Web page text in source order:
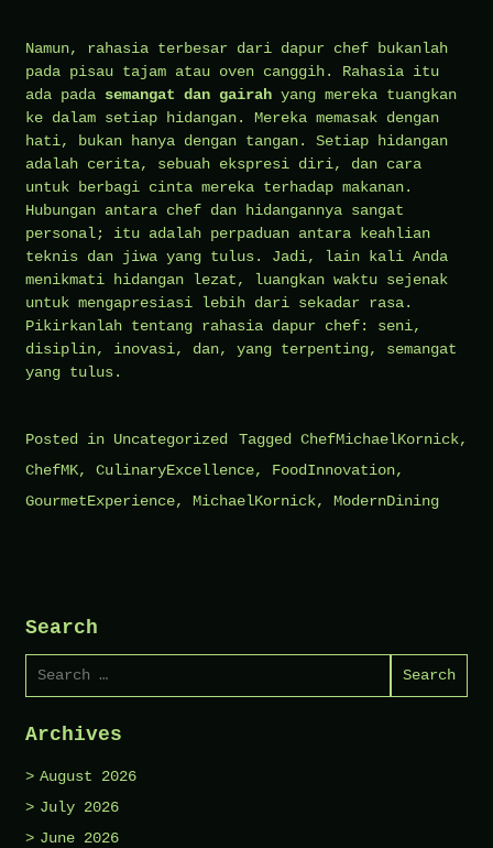
Namun, rahasia terbesar dari dapur chef bukanlah
pada pisau tajam atau oven canggih. Rahasia itu
ada pada semangat dan gairah yang mereka tuangkan
ke dalam setiap hidangan. Mereka memasak dengan
hati, bukan hanya dengan tangan. Setiap hidangan
adalah cerita, sebuah ekspresi diri, dan cara
untuk berbagi cinta mereka terhadap makanan.
Hubungan antara chef dan hidangannya sangat
personal; itu adalah perpaduan antara keahlian
teknis dan jiwa yang tulus. Jadi, lain kali Anda
menikmati hidangan lezat, luangkan waktu sejenak
untuk mengapresiasi lebih dari sekadar rasa.
Pikirkanlah tentang rahasia dapur chef: seni,
disiplin, inovasi, dan, yang terpenting, semangat
yang tulus.
Posted in Uncategorized Tagged ChefMichaelKornick,
ChefMK, CulinaryExcellence, FoodInnovation,
GourmetExperience, MichaelKornick, ModernDining
Search
Archives
August 2026
July 2026
June 2026